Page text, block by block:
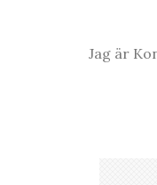
Jag är